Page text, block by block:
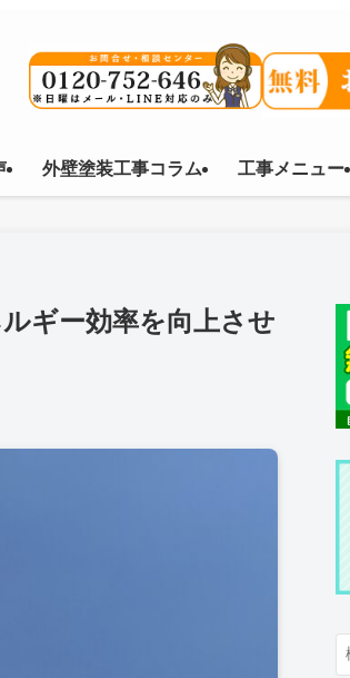
外壁塗装工事コラム 工事メニュー
ギー効率を向上させ